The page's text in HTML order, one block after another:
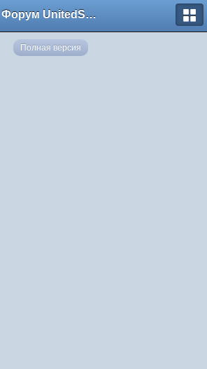
Форум UnitedSouth
Полная версия